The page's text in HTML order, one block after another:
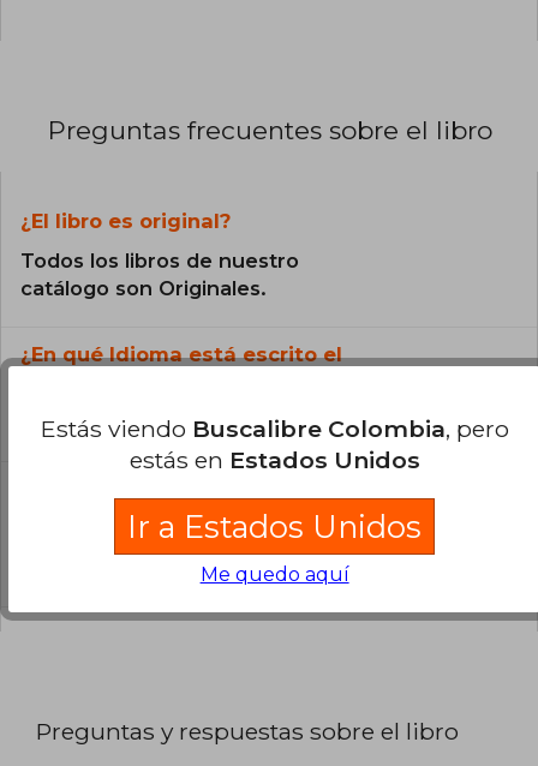
Preguntas frecuentes sobre el libro
¿El libro es original?
Todos los libros de nuestro
catálogo son Originales.
¿En qué Idioma está escrito el
El libro está escrito en Español.
¿Cuál es la encuadernación de este libro?
La encuadernación de esta edición es Tapa
Preguntas y respuestas sobre el libro
Estás viendo Buscalibre Colombia, pero
estás en Estados Unidos
Ir a Estados Unidos
Me quedo aquí